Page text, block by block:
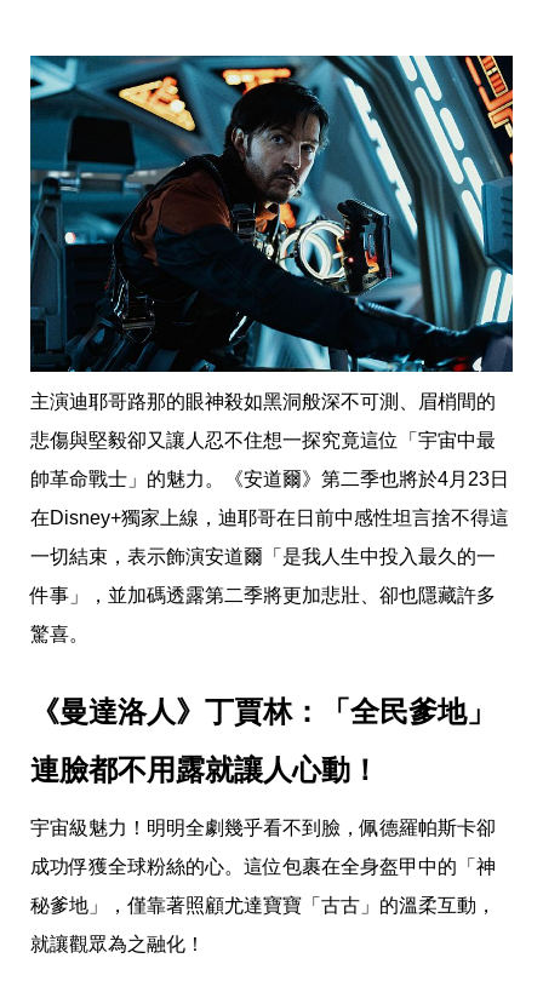
你
住
出
趣
網
美
打
卡
景
生
活
清
潔
收
生
活
小
物
罩
推
薦
職
活
美
開
箱
趣
主演迪耶哥路那的眼神殺如黑洞般深不可測、眉梢間的
悲傷與堅毅卻又讓人忍不住想一探究竟這位「宇宙中最
帥革命戰士」的魅力。《安道爾》第二季也將於4月23日
在Disney+獨家上線，迪耶哥在日前中感性坦言捨不得這
一切結束，表示飾演安道爾「是我人生中投入最久的一
件事」，並加碼透露第二季將更加悲壯、卻也隱藏許多
驚喜。
《曼達洛人》丁賈林：「全民爹地」
連臉都不用露就讓人心動！
宇宙級魅力！明明全劇幾乎看不到臉，佩德羅帕斯卡卻
成功俘獲全球粉絲的心。這位包裹在全身盔甲中的「神
秘爹地」，僅靠著照顧尤達寶寶「古古」的溫柔互動，
就讓觀眾為之融化！